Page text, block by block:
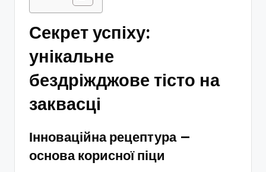
Секрет успіху:
унікальне
бездріжджове тісто на
заквасці
Інноваційна рецептура —
основа корисної піци